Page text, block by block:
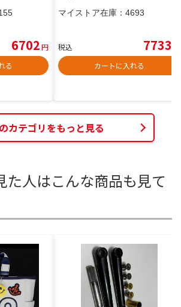
6702円
る
マイストア在庫： 4693
税込 7733
カートに入れる
カテゴリをもっと見る
た人はこんな商品も見て